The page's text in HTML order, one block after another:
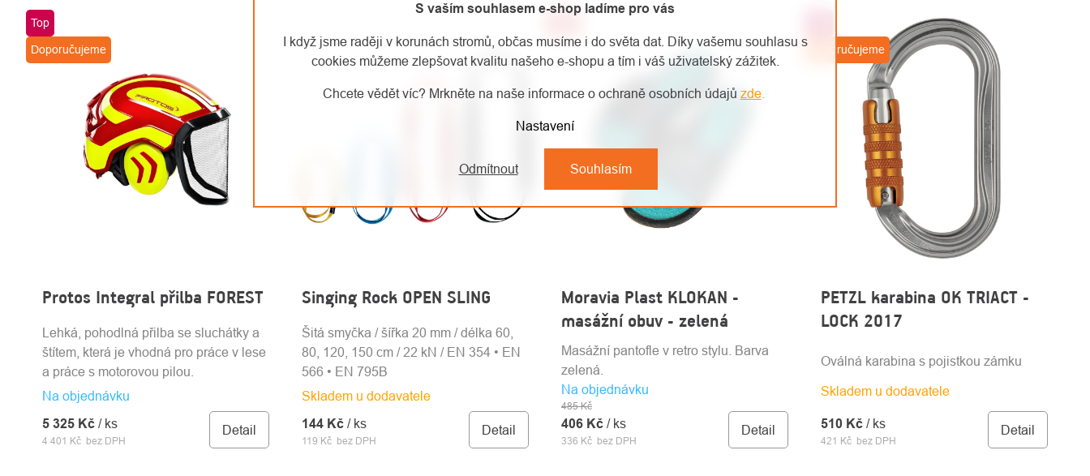
S vaším souhlasem e-shop ladíme pro vás
I když jsme raději v korunách stromů, občas musíme i do světa dat. Díky vašemu souhlasu s
cookies můžeme zlepšovat kvalitu našeho e-shopu a tím i váš uživatelský zážitek.
Chcete vědět víc? Mrkněte na naše informace o ochraně osobních údajů zde.
Nastavení
Odmítnout Souhlasím
Top
Doporučujeme
Protos Integral přilba FOREST
Na objednávku
4 401 Kč bez DPH
5 325 Kč / ks Detail
Lehká, pohodlná přilba se sluchátky a
štítem, která je vhodná pro práce v lese
a práce s motorovou pilou.
Singing Rock OPEN SLING
Skladem u dodavatele
119 Kč bez DPH
144 Kč / ks Detail
Šitá smyčka / šířka 20 mm / délka 60,
80, 120, 150 cm / 22 kN / EN 354 • EN
566 • EN 795B
Moravia Plast KLOKAN -
masážní obuv - zelená
Na objednávku
336 Kč bez DPH
485 Kč
406 Kč / ks Detail
Masážní pantofle v retro stylu. Barva
zelená.
Doporučujeme
PETZL karabina OK TRIACT -
LOCK 2017
Skladem u dodavatele
421 Kč bez DPH
510 Kč / ks Detail
Oválná karabina s pojistkou zámku